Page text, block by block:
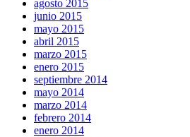
agosto 2015
junio 2015
mayo 2015
abril 2015
marzo 2015
enero 2015
septiembre 2014
mayo 2014
marzo 2014
febrero 2014
enero 2014